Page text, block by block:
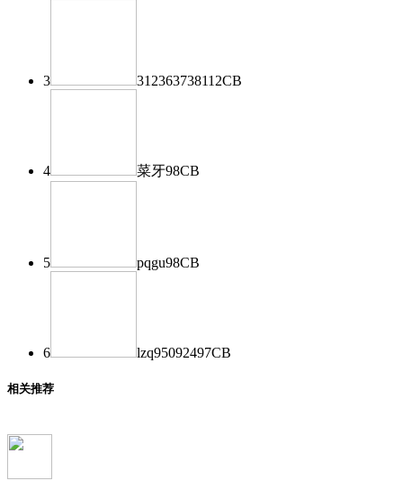
3 312363738112CB
4 菜牙98CB
5 pqgu98CB
6 lzq95092497CB
相关推荐